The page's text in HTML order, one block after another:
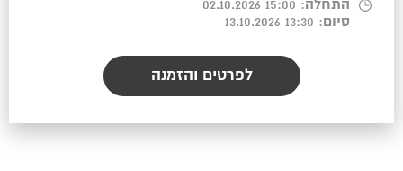
התחלה: 15:00 02.10.2026
סיום : 13:30 13.10.2026
לפרטים והזמנה